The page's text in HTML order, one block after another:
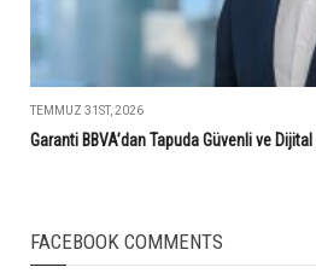
TEMMUZ 31ST, 2026
Garanti BBVA’dan Tapuda Güvenli ve
FACEBOOK COMMENTS